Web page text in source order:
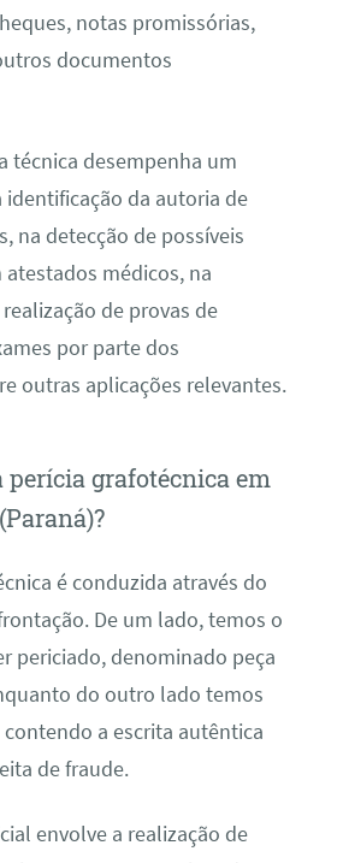
notas promissórias,
documentos
técnica desempenha um
identificação da autoria de
na detecção de possíveis
médicos, na
de provas de
por parte dos
outras aplicações relevantes.
perícia grafotécnica em
é conduzida através do
De um lado, temos o
periciado, denominado peça
do outro lado temos
a escrita autêntica
de fraude.
envolve a realização de